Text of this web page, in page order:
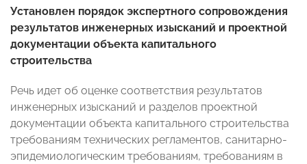
Установлен порядок экспертного сопровождения
результатов инженерных изысканий и проектной
документации объекта капитального
строительства
Речь идет об оценке соответствия результатов
инженерных изысканий и разделов проектной
документации объекта капитального строительства
требованиям технических регламентов, санитарно-
эпидемиологическим требованиям, требованиям в